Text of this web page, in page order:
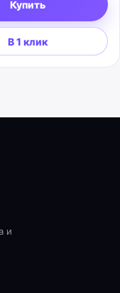
Купить
В 1 клик
и